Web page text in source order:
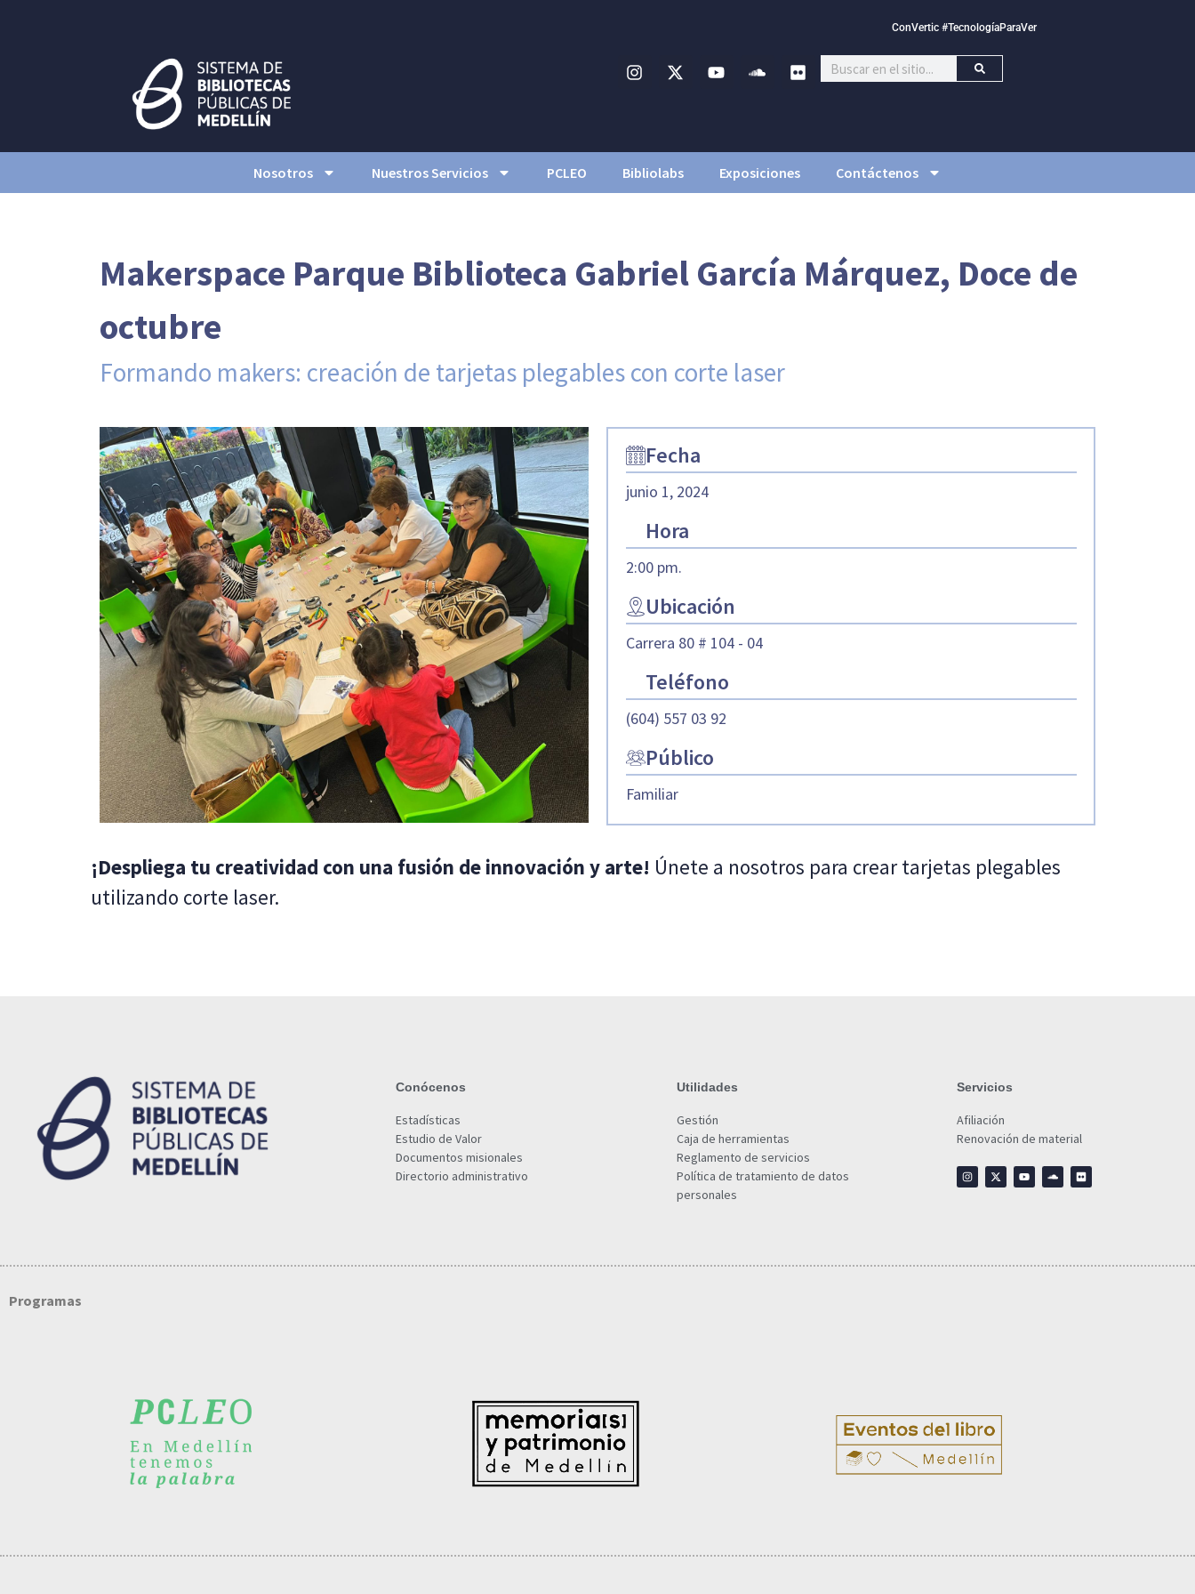
ConVertic #TecnologíaParaVer
Nosotros Nuestros Servicios PCLEO Bibliolabs Exposiciones Contáctenos
Makerspace Parque Biblioteca Gabriel García Márquez, Doce de
octubre
Formando makers: creación de tarjetas plegables con corte laser
Fecha
junio 1, 2024
Hora
2:00 pm.
Ubicación
Carrera 80 # 104 - 04
Teléfono
(604) 557 03 92
Público
Familiar
¡Despliega tu creatividad con una fusión de innovación y arte! Únete a nosotros para crear tarjetas plegables
utilizando corte laser.
Conócenos
Estadísticas
Estudio de Valor
Documentos misionales
Directorio administrativo
Utilidades
Gestión
Caja de herramientas
Reglamento de servicios
Política de tratamiento de datos
personales
Servicios
Afiliación
Renovación de material
Programas